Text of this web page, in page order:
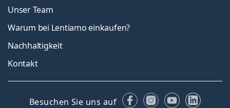
Unser Team
Warum bei Lentiamo einkaufen?
Nachhaltigkeit
Kontakt
Besuchen Sie uns auf FacebookInstagram
YouTube